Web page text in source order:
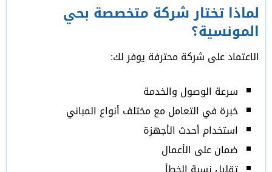
لماذا تختار شركة متخصصة بحي
المونسية؟
الاعتماد على شركة محترفة يوفر لك:
سرعة الوصول والخدمة
خبرة في التعامل مع مختلف أنواع المباني
استخدام أحدث الأجهزة
ضمان على الأعمال